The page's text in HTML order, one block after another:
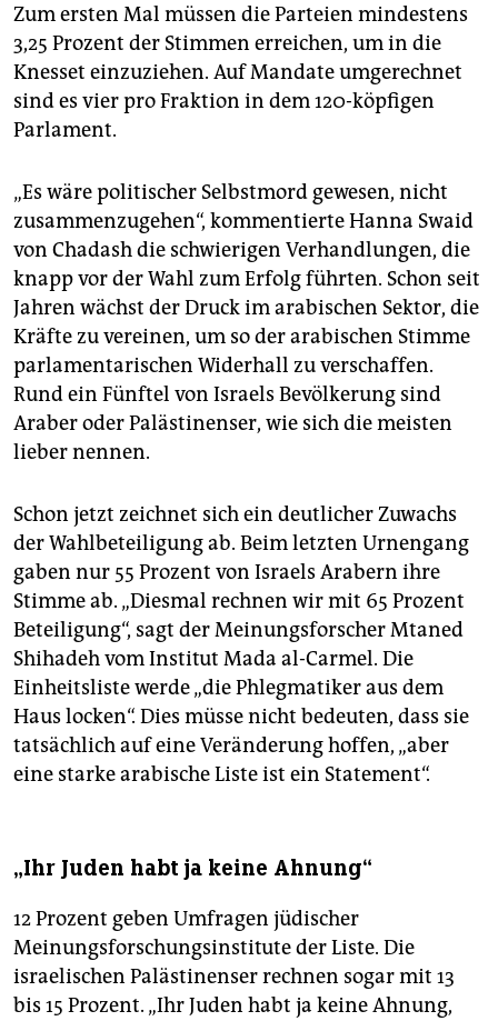
Zum ersten Mal müssen die Parteien mindestens
3,25 Prozent der Stimmen erreichen, um in die
Knesset einzuziehen. Auf Mandate umgerechnet
sind es vier pro Fraktion in dem 120-köpfigen
Parlament.
„Es wäre politischer Selbstmord gewesen, nicht
zusammenzugehen“, kommentierte Hanna Swaid
von Chadash die schwierigen Verhandlungen, die
knapp vor der Wahl zum Erfolg führten. Schon seit
Jahren wächst der Druck im arabischen Sektor, die
Kräfte zu vereinen, um so der arabischen Stimme
parlamentarischen Widerhall zu verschaffen.
Rund ein Fünftel von Israels Bevölkerung sind
Araber oder Palästinenser, wie sich die meisten
lieber nennen.
Schon jetzt zeichnet sich ein deutlicher Zuwachs
der Wahlbeteiligung ab. Beim letzten Urnengang
gaben nur 55 Prozent von Israels Arabern ihre
Stimme ab. „Diesmal rechnen wir mit 65 Prozent
Beteiligung“, sagt der Meinungsforscher Mtaned
Shihadeh vom Institut Mada al-Carmel. Die
Einheitsliste werde „die Phlegmatiker aus dem
Haus locken“. Dies müsse nicht bedeuten, dass sie
tatsächlich auf eine Veränderung hoffen, „aber
eine starke arabische Liste ist ein Statement“.
„Ihr Juden habt ja keine Ahnung“
12 Prozent geben Umfragen jüdischer
Meinungsforschungsinstitute der Liste. Die
israelischen Palästinenser rechnen sogar mit 13
bis 15 Prozent. „Ihr Juden habt ja keine Ahnung,